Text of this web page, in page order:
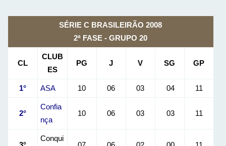
SÉRIE C BRASILEIRÃO 2008
2ª FASE - GRUPO 20
CL
CLUB
ES
PG J V SG GP
1° ASA 10 06 03 04 11
2°
Confia
nça
10 06 03 03 11
Conqui